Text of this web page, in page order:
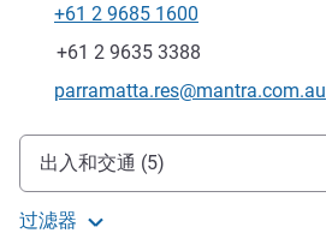
电话
+61 2 9685 1600
传真
+61 2 9635 3388
联系电子邮件
parramatta.res@mantra.com.au
抵达和交通
出入和交通 (5)
过滤器